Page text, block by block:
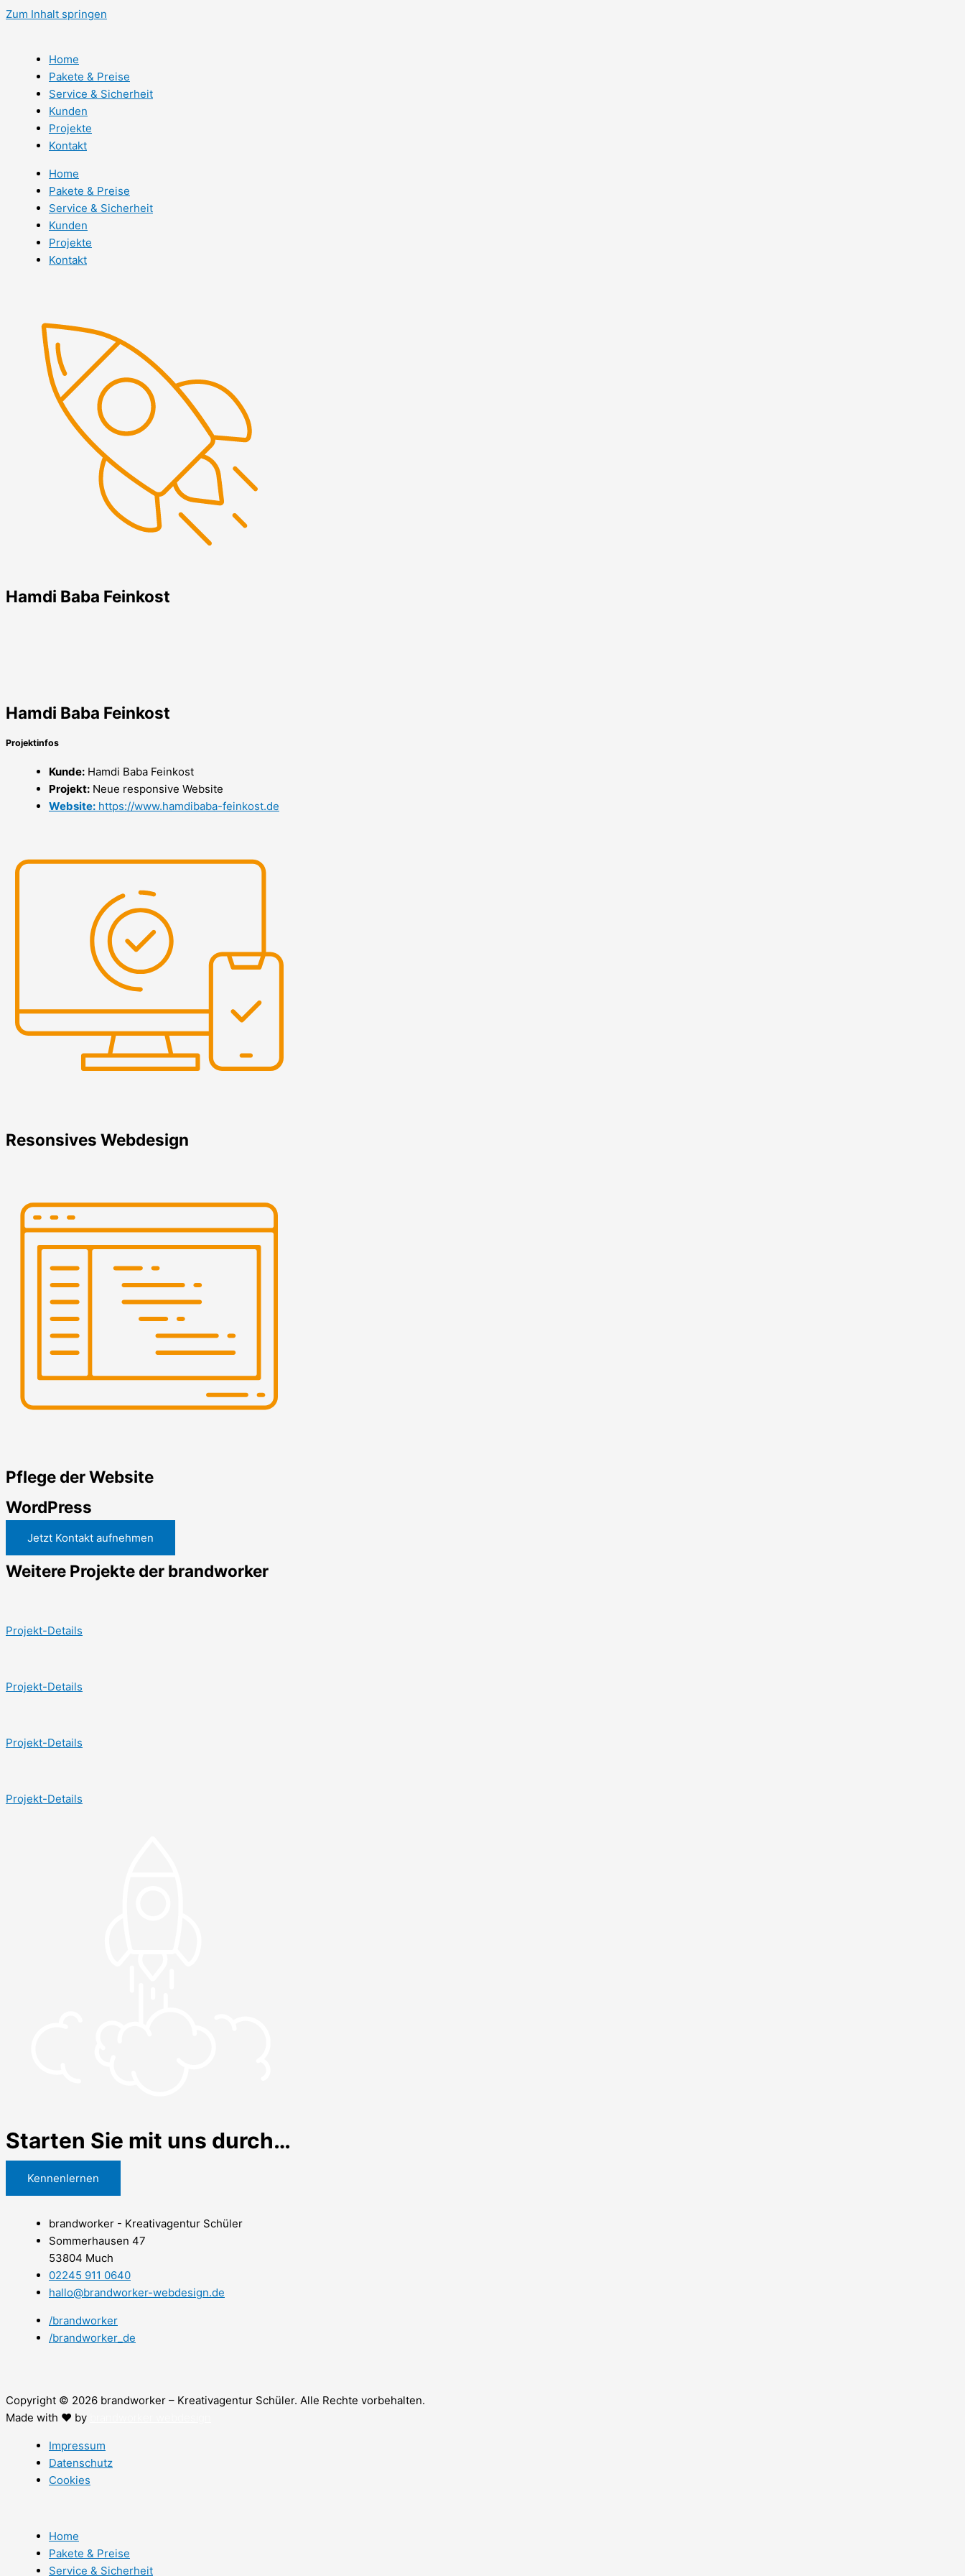
Zum Inhalt springen
Home
Pakete & Preise
Service & Sicherheit
Kunden
Projekte
Kontakt
Home
Pakete & Preise
Service & Sicherheit
Kunden
Projekte
Kontakt
Hamdi Baba Feinkost
Hamdi Baba Feinkost
Projektinfos
Kunde: Hamdi Baba Feinkost
Projekt: Neue responsive Website
Website: https://www.hamdibaba-feinkost.de
Resonsives Webdesign
Pflege der Website
WordPress
Jetzt Kontakt aufnehmen
Weitere Projekte der brandworker
Projekt-Details
Projekt-Details
Projekt-Details
Projekt-Details
Starten Sie mit uns durch…
Kennenlernen
brandworker - Kreativagentur Schüler
Sommerhausen 47
53804 Much
02245 911 0640
hallo@brandworker-webdesign.de
/brandworker
/brandworker_de
Copyright © 2026 brandworker – Kreativagentur Schüler. Alle Rechte vorbehalten.
Made with ❤ by
Impressum
Datenschutz
Cookies
Home
Pakete & Preise
Service & Sicherheit